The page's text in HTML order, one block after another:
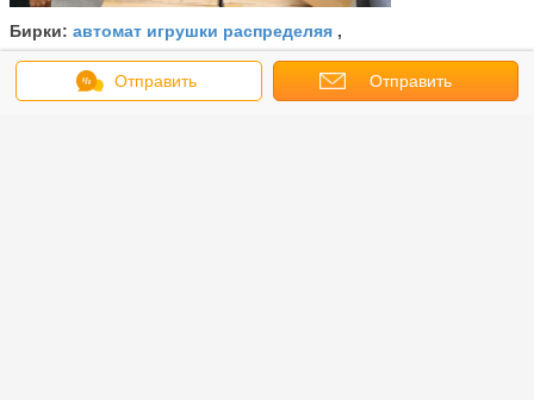
Бирки: автомат игрушки распределяя ,
автомат капсулы игрушки,
машина распределителя капсулы
Отправить Отправить